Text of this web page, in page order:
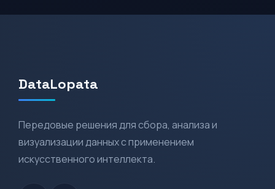
DataLopata
Передовые решения для сбора, анализа и
визуализации данных с применением
искусственного интеллекта.